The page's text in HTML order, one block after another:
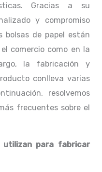
Gracias a su
y compromiso
bolsas de papel están
comercio como en la
la fabricación y
conlleva varias
resolvemos
frecuentes sobre el
utilizan para fabricar